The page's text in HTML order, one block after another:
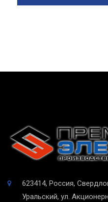
623414, Россия,
Уральский, ул.